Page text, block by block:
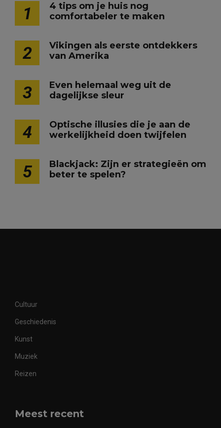
1
4 tips om je huis nog
comfortabeler te maken
2
Vikingen als eerste ontdekkers
van Amerika
3
Even helemaal weg uit de
dagelijkse sleur
4
Optische illusies die je aan de
werkelijkheid doen twijfelen
5
Blackjack: Zijn er strategieën om
beter te spelen?
Cultuur
Geschiedenis
Kunst
Muziek
Reizen
Meest recent